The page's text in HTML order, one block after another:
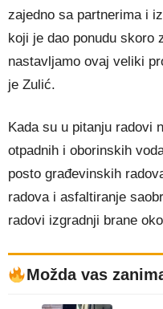
zajedno sa partnerima i
koji je dao ponudu skoro
nastavljamo ovaj veliki
je Zulić.
Kada su u pitanju radovi
otpadnih i oborinskih
posto građevinskih
radova i asfaltiranje
radovi izgradnji brane
Možda vas